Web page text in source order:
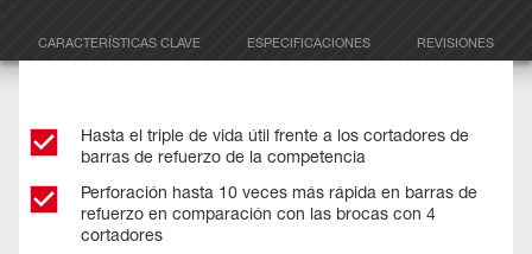
CARACTERÍSTICAS CLAVE ESPECIFICACIONES REVISIONES
Hasta el triple de vida útil frente a los cortadores de
barras de refuerzo de la competencia​
Perforación hasta 10 veces más rápida en barras de
refuerzo en comparación con las brocas con 4
cortadores